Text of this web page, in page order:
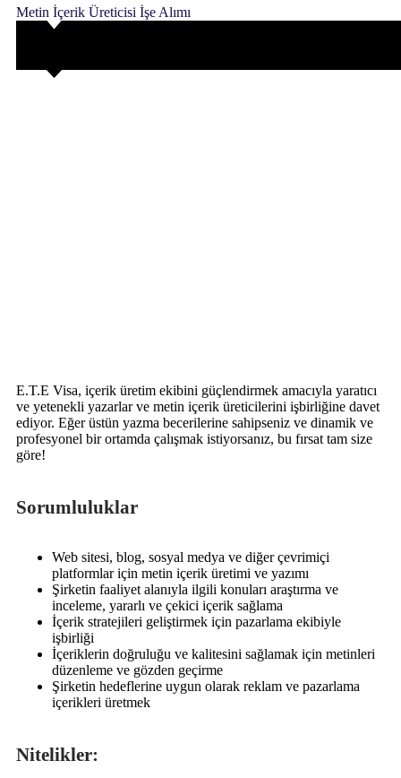
Metin İçerik Üreticisi İşe Alımı
E.T.E Visa, içerik üretim ekibini güçlendirmek amacıyla yaratıcı
ve yetenekli yazarlar ve metin içerik üreticilerini işbirliğine davet
ediyor. Eğer üstün yazma becerilerine sahipseniz ve dinamik ve
profesyonel bir ortamda çalışmak istiyorsanız, bu fırsat tam size
göre!
Sorumluluklar
Web sitesi, blog, sosyal medya ve diğer çevrimiçi
platformlar için metin içerik üretimi ve yazımı
Şirketin faaliyet alanıyla ilgili konuları araştırma ve
inceleme, yararlı ve çekici içerik sağlama
İçerik stratejileri geliştirmek için pazarlama ekibiyle
işbirliği
İçeriklerin doğruluğu ve kalitesini sağlamak için metinleri
düzenleme ve gözden geçirme
Şirketin hedeflerine uygun olarak reklam ve pazarlama
içerikleri üretmek
Nitelikler: